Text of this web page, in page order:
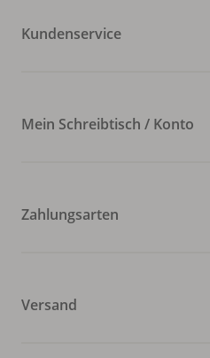
Kundenservice
Mein Schreibtisch / Konto
Zahlungsarten
Versand